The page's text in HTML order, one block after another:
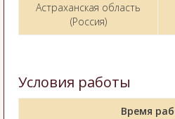
Астраханская область
(Россия)
Условия работы
Время